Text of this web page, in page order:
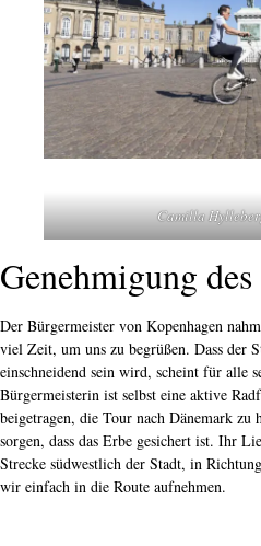
Camilla
Genehmigung
Der Bürgermeister von Kopenhagen
viel Zeit, um uns zu begrüßen. Dass der
einschneidend sein wird, scheint für alle
Bürgermeisterin ist selbst eine aktive
beigetragen, die Tour nach Dänemark
sorgen, dass das Erbe gesichert ist. Ihr
Strecke südwestlich der Stadt, in
wir einfach in die Route aufnehmen.